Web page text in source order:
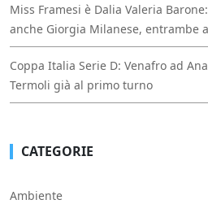
Miss Framesi è Dalia Valeria
anche Giorgia Milanese, entrambe
Coppa Italia Serie D: Venafro ad
Termoli già al primo turno
CATEGORIE
Ambiente